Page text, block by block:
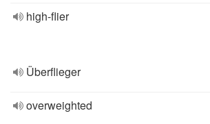
high-flier
Überflieger
overweighted